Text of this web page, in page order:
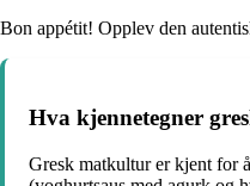
Bon appétit! Opplev den
Hva kjennetegner
Gresk matkultur er kjent for